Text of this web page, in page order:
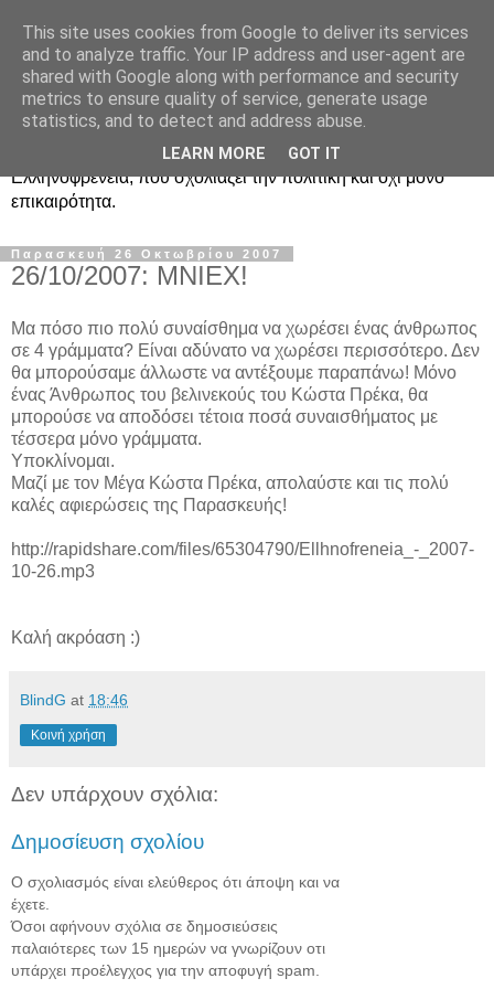
Ραδιοφωνική
Ελληνοφρένεια Unofficial
Η γνωστή ραδιοφωνική εκπομπή κατά κόσμον
Ελληνοφρένεια, που σχολιάζει την πολιτική και όχι μόνο
επικαιρότητα.
Παρασκευή 26 Οκτωβρίου 2007
26/10/2007: ΜΝΙΕΧ!
Μα πόσο πιο πολύ συναίσθημα να χωρέσει ένας άνθρωπος
σε 4 γράμματα? Είναι αδύνατο να χωρέσει περισσότερο. Δεν
θα μπορούσαμε άλλωστε να αντέξουμε παραπάνω! Μόνο
ένας Άνθρωπος του βελινεκούς του Κώστα Πρέκα, θα
μπορούσε να αποδόσει τέτοια ποσά συναισθήματος με
τέσσερα μόνο γράμματα.
Υποκλίνομαι.
Μαζί με τον Μέγα Κώστα Πρέκα, απολαύστε και τις πολύ
καλές αφιερώσεις της Παρασκευής!
http://rapidshare.com/files/65304790/Ellhnofreneia_-_2007-
10-26.mp3
Καλή ακρόαση :)
BlindG at 18:46
Κοινή χρήση
Δεν υπάρχουν σχόλια:
Δημοσίευση σχολίου
Ο σχολιασμός είναι ελεύθερος ότι άποψη και να
έχετε.
Όσοι αφήνουν σχόλια σε δημοσιεύσεις
παλαιότερες των 15 ημερών να γνωρίζουν οτι
υπάρχει προέλεγχος για την αποφυγή spam.
This site uses cookies from Google to deliver its services
and to analyze traffic. Your IP address and user-agent are
shared with Google along with performance and security
metrics to ensure quality of service, generate usage
statistics, and to detect and address abuse.
LEARN MORE GOT IT